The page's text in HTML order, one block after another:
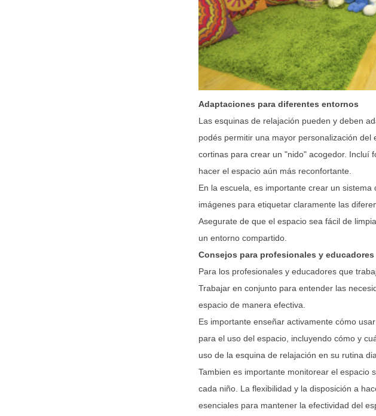
Adaptaciones para diferentes entornos
Las esquinas de relajación pueden y deben
podés permitir una mayor personalización
cortinas para crear un "nido" acogedor. Incluí
hacer el espacio aún más reconfortante.
En la escuela, es importante crear un
imágenes para etiquetar claramente las
Asegurate de que el espacio sea fácil de
un entorno compartido.
Consejos para profesionales y educadores
Para los profesionales y educadores que
Trabajar en conjunto para entender las
espacio de manera efectiva.
Es importante enseñar activamente cómo
para el uso del espacio, incluyendo cómo y
uso de la esquina de relajación en su rutina
Tambien es importante monitorear el espacio
cada niño. La flexibilidad y la disposición a
esenciales para mantener la efectividad del